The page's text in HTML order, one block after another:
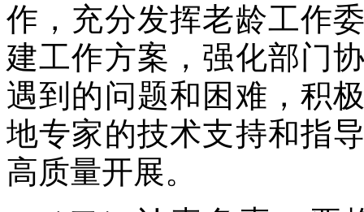
作，充分发挥老龄工作
建工作方案，强化部门
遇到的问题和困难，积
地专家的技术支持和指
高质量开展。